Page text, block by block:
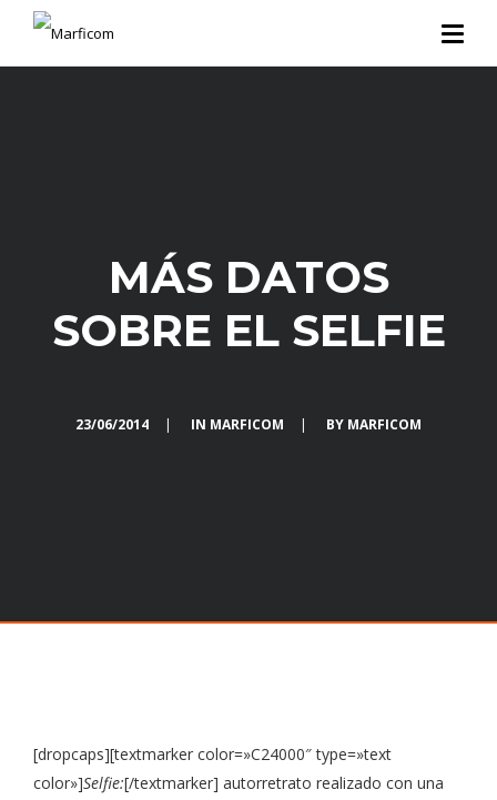
MÁS DATOS
SOBRE EL SELFIE
23/06/2014 | IN MARFICOM | BY MARFICOM
[dropcaps][textmarker color=»C24000″ type=»text
color»]Selfie:[/textmarker] autorretrato realizado con una